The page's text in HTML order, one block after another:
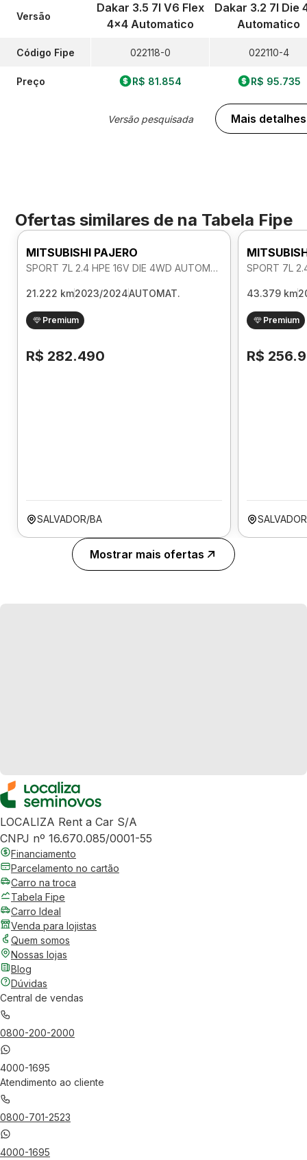
Versão
Código Fipe
Preço
Dakar 3.5 7l V6 Flex
4x4 Automatico
022118-0
R$ 81.854
Versão pesquisada
Dakar 3.2 7l Die
Automatico
022110-4
R$ 95.735
Mais detalhes
Ofertas similares de na Tabela Fipe
MITSUBISHI PAJERO
SPORT 7L 2.4 HPE 16V DIE 4WD AUTOMATICO
21.222 km2023/2024AUTOMAT.
Premium
R$ 282.490
SALVADOR/BA
43.379 km
Premium
R$
Mostrar mais ofertas
LOCALIZA Rent a Car S/A
CNPJ nº 16.670.085/0001-55
Financiamento
Parcelamento no cartão
Carro na troca
Tabela Fipe
Carro Ideal
Venda para lojistas
Quem somos
Nossas lojas
Blog
Dúvidas
Central de vendas
0800-200-2000
4000-1695
Atendimento ao cliente
0800-701-2523
4000-1695